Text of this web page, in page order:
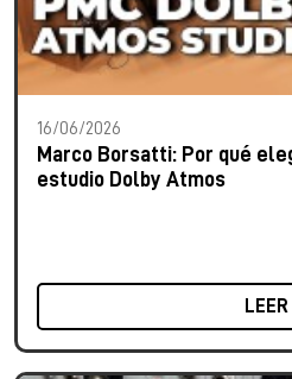
16/06/2026
Marco Borsatti: Por qué
estudio Dolby Atmos
LEER